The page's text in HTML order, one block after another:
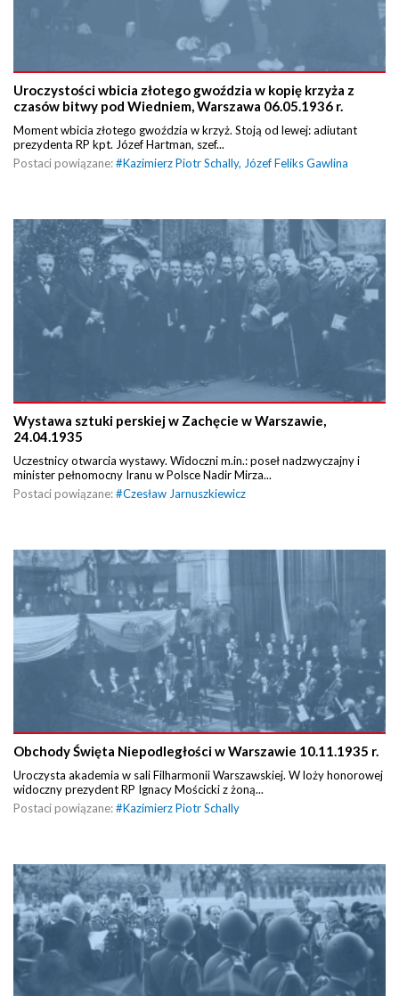
Uroczystości wbicia złotego gwoździa w kopię krzyża z
czasów bitwy pod Wiedniem, Warszawa 06.05.1936 r.
Moment wbicia złotego gwoździa w krzyż. Stoją od lewej: adiutant
prezydenta RP kpt. Józef Hartman, szef...
Postaci powiązane:#Kazimierz Piotr Schally, Józef Feliks Gawlina
Wystawa sztuki perskiej w Zachęcie w Warszawie,
24.04.1935
Uczestnicy otwarcia wystawy. Widoczni m.in.: poseł nadzwyczajny i
minister pełnomocny Iranu w Polsce Nadir Mirza...
Postaci powiązane:#Czesław Jarnuszkiewicz
Obchody Święta Niepodległości w Warszawie 10.11.1935 r.
Uroczysta akademia w sali Filharmonii Warszawskiej. W loży honorowej
widoczny prezydent RP Ignacy Mościcki z żoną...
Postaci powiązane:#Kazimierz Piotr Schally